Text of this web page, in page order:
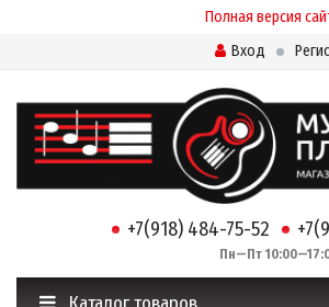
Полная версия
Вход
+7(918) 484-75-52
Пн—Пт